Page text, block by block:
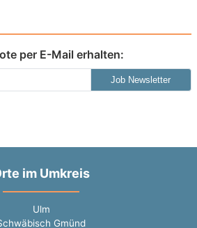
per E-Mail erhalten:
Job Newsletter
im Umkreis
Ulm
Gmünd